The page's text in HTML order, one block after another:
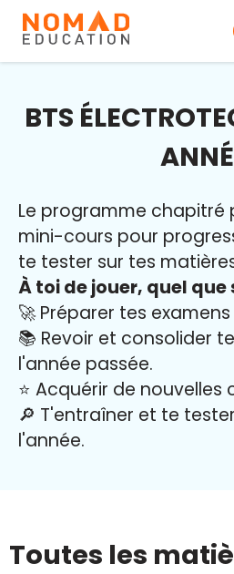
BTS
Le programme chapitré
mini-cours pour
te tester sur tes
À toi de jouer, quel
🚀 Préparer tes
📚 Revoir et consolider
l'année passée.
⭐️ Acquérir de nouvelles
🔎 T'entraîner et te
l'année.
Toutes les